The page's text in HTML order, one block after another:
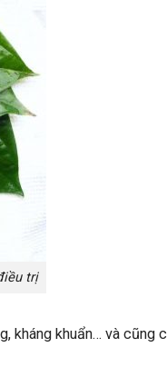
trị
kháng khuẩn… và cũng